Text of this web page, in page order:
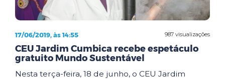
987 visualizações
17/06/2019, às 14:55
CEU Jardim Cumbica recebe espetáculo
gratuito Mundo Sustentável
Nesta terça-feira, 18 de junho, o CEU Jardim